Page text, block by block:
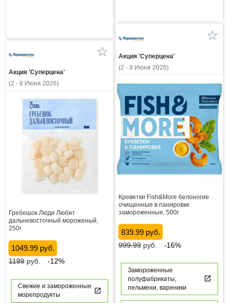
Акция 'Суперцена'
(2 - 8 Июня 2026)
Креветки Fish&More белоногие
очищенные в панировке
замороженные, 500г
839.99 руб.
999.99руб. -16%
Замороженные
полуфабрикаты,
пельмени, вареники
Акция 'Суперцена'
(2 - 8 Июня 2026)
Гребешок Люди Любят
дальневосточный мороженый,
250г
1049.99 руб.
1199руб. -12%
Свежие и замороженные
морепродукты